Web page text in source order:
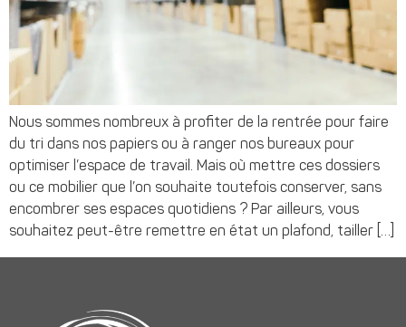
Nous sommes nombreux à profiter de la rentrée pour faire
du tri dans nos papiers ou à ranger nos bureaux pour
optimiser l’espace de travail. Mais où mettre ces dossiers
ou ce mobilier que l’on souhaite toutefois conserver, sans
encombrer ses espaces quotidiens ? Par ailleurs, vous
souhaitez peut-être remettre en état un plafond, tailler […]